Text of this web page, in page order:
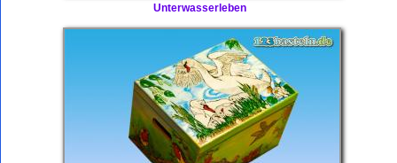
Unterwasserleben